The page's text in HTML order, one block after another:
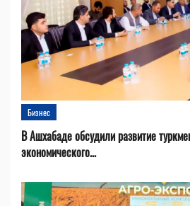
Бизнес
В Ашхабаде обсудили развитие
экономического...